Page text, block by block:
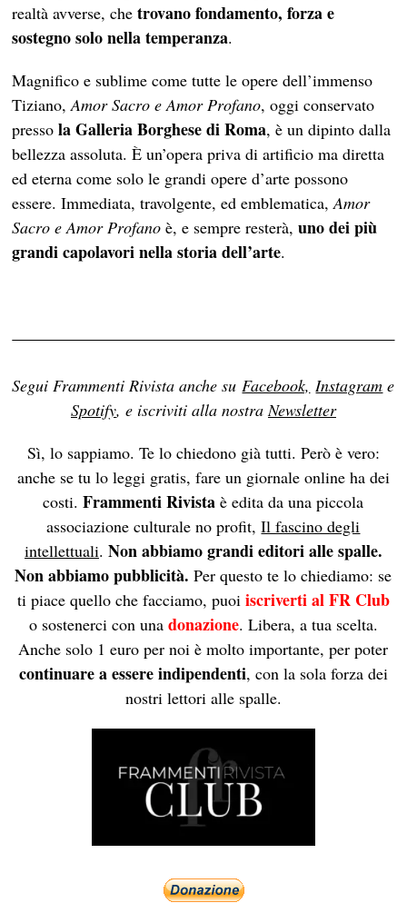
realtà avverse, chetrovano fondamento, forza e
sostegno solo nella temperanza.
Magnifico e sublime come tutte le opere dell’immenso
Tiziano,Amor Sacro e Amor Profano, oggi conservato
pressola Galleria Borghese di Roma, è un dipinto dalla
bellezza assoluta. È un’opera priva di artificio ma diretta
ed eterna come solo le grandi opere d’arte possono
essere. Immediata, travolgente, ed emblematica,Amor
Sacro e Amor Profano è, e sempre resterà,uno dei più
grandi capolavori nella storia dell’arte.
Segui Frammenti Rivista anche suFacebook, Instagram e
Spotify, e iscriviti alla nostraNewsletter
Sì, lo sappiamo. Te lo chiedono già tutti. Però è vero:
anche se tu lo leggi gratis, fare un giornale online ha dei
costi.Frammenti Rivistaè edita da una piccola
associazione culturale no profit,Il fascino degli
intellettuali. Non abbiamo grandi editori alle spalle.
Non abbiamo pubblicità. Per questo te lo chiediamo: se
ti piace quello che facciamo, puoi iscriverti al FR Club
o sostenerci con una donazione. Libera, a tua scelta.
Anche solo 1 euro per noi è molto importante, per poter
continuare a essere indipendenti, con la sola forza dei
nostri lettori alle spalle.